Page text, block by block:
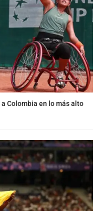
Colombia en lo más alto